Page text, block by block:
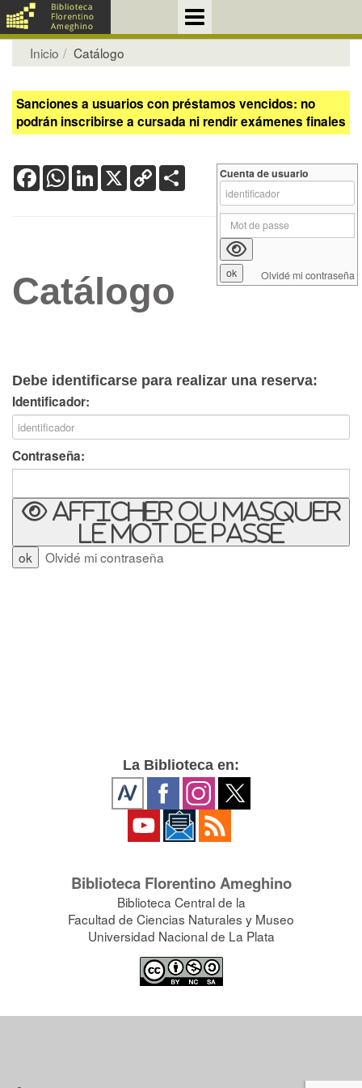
Inicio Catálogo
Sanciones a usuarios con préstamos vencidos: no
podrán inscribirse a cursada ni rendir exámenes finales
FacebookWhatsApp
LinkedIn
X Copy
Link
Catálogo
Debe identificarse para realizar una reserva:
Identificador:
Contraseña:
Afficher ou masquer
le mot de passe
Olvidé mi contraseña
Cuenta de usuario
Olvidé mi contraseña
La Biblioteca en:
Biblioteca Florentino Ameghino
Biblioteca Central de la
Facultad de Ciencias Naturales y Museo
Universidad Nacional de La Plata